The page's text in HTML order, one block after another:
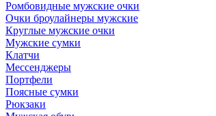
Ромбовидные мужские очки
Очки броулайнеры мужские
Круглые мужские очки
Мужские сумки
Клатчи
Мессенджеры
Портфели
Поясные сумки
Рюкзаки